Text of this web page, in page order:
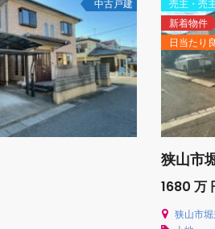
中古戸建
売主・売
新着物件
日当たり
狭山市
1680 万
狭山市